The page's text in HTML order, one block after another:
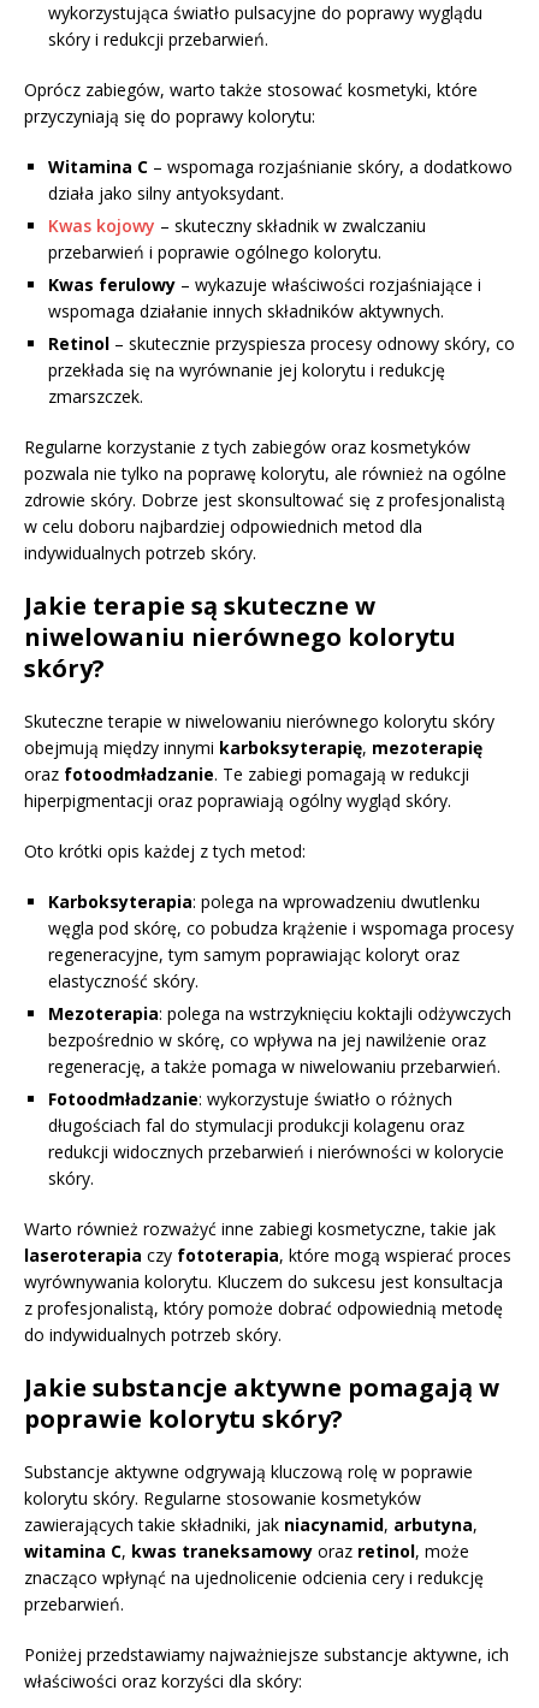
wykorzystująca światło pulsacyjne do poprawy wyglądu
skóry i redukcji przebarwień.
Oprócz zabiegów, warto także stosować kosmetyki, które
przyczyniają się do poprawy kolorytu:
Witamina C – wspomaga rozjaśnianie skóry, a dodatkowo
działa jako silny antyoksydant.
Kwas kojowy – skuteczny składnik w zwalczaniu
przebarwień i poprawie ogólnego kolorytu.
Kwas ferulowy – wykazuje właściwości rozjaśniające i
wspomaga działanie innych składników aktywnych.
Retinol – skutecznie przyspiesza procesy odnowy skóry, co
przekłada się na wyrównanie jej kolorytu i redukcję
zmarszczek.
Regularne korzystanie z tych zabiegów oraz kosmetyków
pozwala nie tylko na poprawę kolorytu, ale również na ogólne
zdrowie skóry. Dobrze jest skonsultować się z profesjonalistą
w celu doboru najbardziej odpowiednich metod dla
indywidualnych potrzeb skóry.
Jakie terapie są skuteczne w
niwelowaniu nierównego kolorytu
skóry?
Skuteczne terapie w niwelowaniu nierównego kolorytu skóry
obejmują między innymi karboksyterapię, mezoterapię
oraz fotoodmładzanie. Te zabiegi pomagają w redukcji
hiperpigmentacji oraz poprawiają ogólny wygląd skóry.
Oto krótki opis każdej z tych metod:
Karboksyterapia: polega na wprowadzeniu dwutlenku
węgla pod skórę, co pobudza krążenie i wspomaga procesy
regeneracyjne, tym samym poprawiając koloryt oraz
elastyczność skóry.
Mezoterapia: polega na wstrzyknięciu koktajli odżywczych
bezpośrednio w skórę, co wpływa na jej nawilżenie oraz
regenerację, a także pomaga w niwelowaniu przebarwień.
Fotoodmładzanie: wykorzystuje światło o różnych
długościach fal do stymulacji produkcji kolagenu oraz
redukcji widocznych przebarwień i nierówności w kolorycie
skóry.
Warto również rozważyć inne zabiegi kosmetyczne, takie jak
laseroterapia czy fototerapia, które mogą wspierać proces
wyrównywania kolorytu. Kluczem do sukcesu jest konsultacja
z profesjonalistą, który pomoże dobrać odpowiednią metodę
do indywidualnych potrzeb skóry.
Jakie substancje aktywne pomagają w
poprawie kolorytu skóry?
Substancje aktywne odgrywają kluczową rolę w poprawie
kolorytu skóry. Regularne stosowanie kosmetyków
zawierających takie składniki, jak niacynamid, arbutyna,
witamina C, kwas traneksamowy oraz retinol, może
znacząco wpłynąć na ujednolicenie odcienia cery i redukcję
przebarwień.
Poniżej przedstawiamy najważniejsze substancje aktywne, ich
właściwości oraz korzyści dla skóry: